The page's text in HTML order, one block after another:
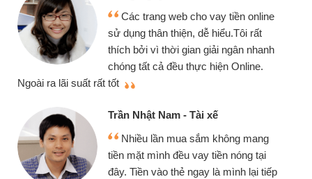
Các trang web cho vay tiền online
sử dụng thân thiện, dễ hiểu.Tôi rất
thích bởi vì thời gian giải ngân nhanh
chóng tất cả đều thực hiện Online.
Ngoài ra lãi suất rất tốt
Trần Nhật Nam - Tài xế
Nhiều lần mua sắm không mang
tiền mặt mình đều vay tiền nóng tại
đây. Tiền vào thẻ ngay là mình lại tiếp